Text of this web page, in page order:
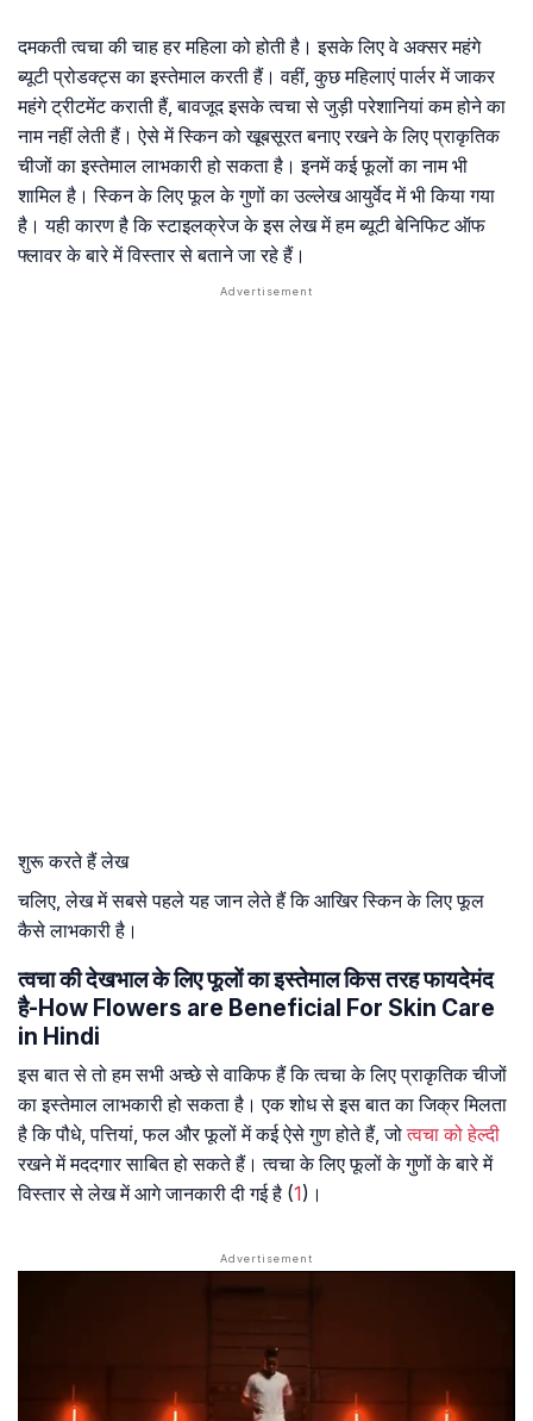
दमकती त्वचा की चाह हर महिला को होती है। इसके लिए वे अक्सर महंगे
ब्यूटी प्रोडक्ट्स का इस्तेमाल करती हैं। वहीं, कुछ महिलाएं पार्लर में जाकर
महंगे ट्रीटमेंट कराती हैं, बावजूद इसके त्वचा से जुड़ी परेशानियां कम होने का
नाम नहीं लेती हैं। ऐसे में स्किन को खूबसूरत बनाए रखने के लिए प्राकृतिक
चीजों का इस्तेमाल लाभकारी हो सकता है। इनमें कई फूलों का नाम भी
शामिल है। स्किन के लिए फूल के गुणों का उल्लेख आयुर्वेद में भी किया गया
है। यही कारण है कि स्टाइलक्रेज के इस लेख में हम ब्यूटी बेनिफिट ऑफ
फ्लावर के बारे में विस्तार से बताने जा रहे हैं।
शुरू करते हैं लेख
चलिए, लेख में सबसे पहले यह जान लेते हैं कि आखिर स्किन के लिए फूल
कैसे लाभकारी है।
त्वचा की देखभाल के लिए फूलों का इस्तेमाल किस तरह फायदेमंद
है-How Flowers are Beneficial For Skin Care
in Hindi
इस बात से तो हम सभी अच्छे से वाकिफ हैं कि त्वचा के लिए प्राकृतिक चीजों
का इस्तेमाल लाभकारी हो सकता है। एक शोध से इस बात का जिक्र मिलता
है कि पौधे, पत्तियां, फल और फूलों में कई ऐसे गुण होते हैं, जोत्वचा को हेल्दी
रखने में मददगार साबित हो सकते हैं। त्वचा के लिए फूलों के गुणों के बारे में
विस्तार से लेख में आगे जानकारी दी गई है (1)।